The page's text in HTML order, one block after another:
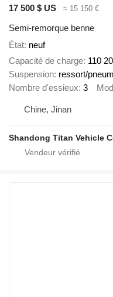
17 500 $ US
≈ 15 150 €
Semi-remorque benne
État neuf
Capacité de charge 110
Suspension ressort/
Nombre d'essieux 3
Chine, Jinan
Shandong Titan Vehicle